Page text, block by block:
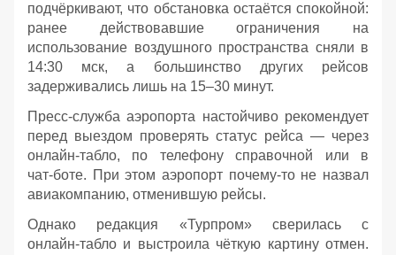
подчёркивают, что обстановка остаётся спокойной:
ранее действовавшие ограничения на
использование воздушного пространства сняли в
14:30 мск, а большинство других рейсов
задерживались лишь на 15–30 минут.
Пресс‑служба аэропорта настойчиво рекомендует
перед выездом проверять статус рейса — через
онлайн‑табло, по телефону справочной или в
чат‑боте. При этом аэропорт почему-то не назвал
авиакомпанию, отменившую рейсы.
Однако редакция «Турпром» сверилась с
онлайн‑табло и выстроила чёткую картину отмен.